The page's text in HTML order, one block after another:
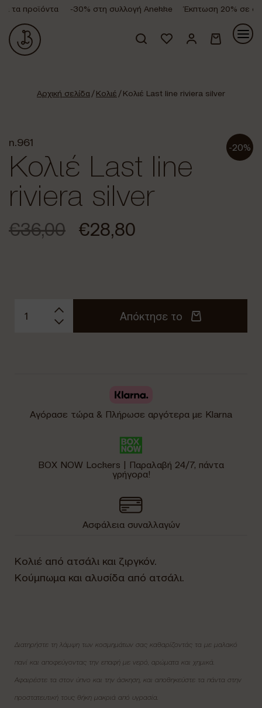
προϊόντα -30% στη συλλογή Anekke Έκπτωση 20% σε όλα
Αρχική σελίδα/Κολιέ / Κολιέ Last line riviera silver
-20%
n.961
Κολιέ Last line
riviera silver
€36,00 €28,80
Απόκτησε το
Αγόρασε τώρα & Πλήρωσε αργότερα με Klarna
BOX NOW Lockers | Παραλαβή 24/7, πάντα
γρήγορα!
Ασφάλεια συναλλαγών
Κολιέ από ατσάλι και ζιργκόν.
Κούμπωμα και αλυσίδα από ατσάλι.
Διατηρήστε τη λάμψη των κοσμημάτων σας καθαρίζοντάς τα με μαλακό
πανί και αποφεύγοντας την επαφή με νερό, αρώματα και χημικά.
Αφαιρέστε τα στον ύπνο και την άσκηση, και αποθηκεύστε τα πάντα στην
προστατευτική τους θήκη μακριά από υγρασία.